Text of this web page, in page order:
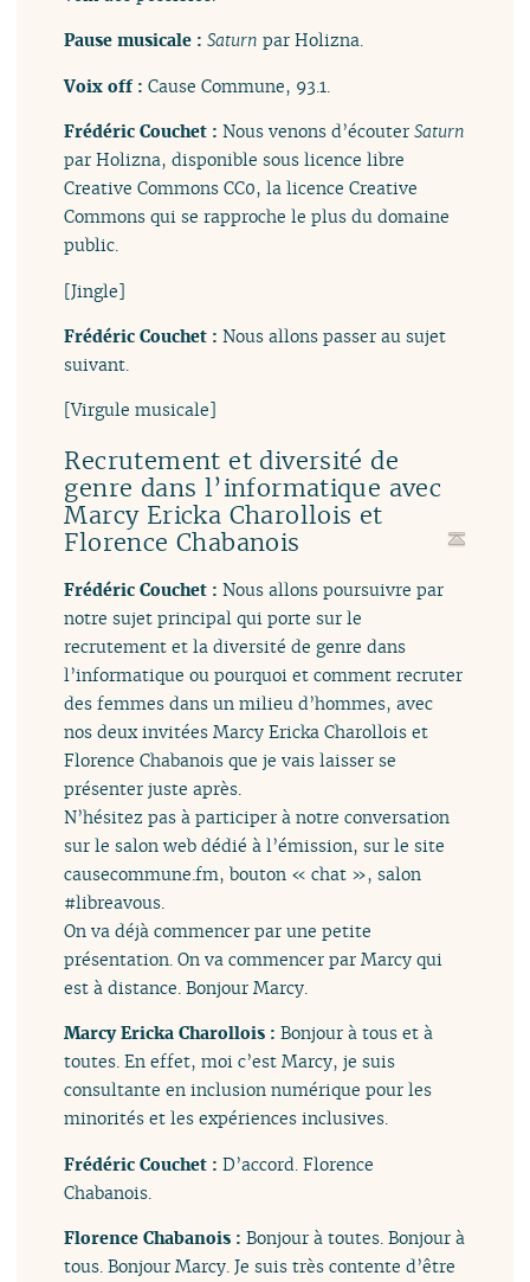
Pause musicale :Saturn par Holizna.
Voix off :Cause Commune, 93.1.
Frédéric Couchet :Nous venons d’écouterSaturn
par Holizna, disponible sous licence libre
Creative Commons CC0, la licence Creative
Commons qui se rapproche le plus du domaine
public.
[Jingle]
Frédéric Couchet :Nous allons passer au sujet
suivant.
[Virgule musicale]
Recrutement et diversité de
genre dans l’informatique avec
Marcy Ericka Charollois et
Florence Chabanois
Frédéric Couchet :Nous allons poursuivre par
notre sujet principal qui porte sur le
recrutement et la diversité de genre dans
l’informatique ou pourquoi et comment recruter
des femmes dans un milieu d’hommes, avec
nos deux invitées Marcy Ericka Charollois et
Florence Chabanois que je vais laisser se
présenter juste après.
N’hésitez pas à participer à notre conversation
sur le salon web dédié à l’émission, sur le site
causecommune.fm, bouton « chat », salon
#libreavous.
On va déjà commencer par une petite
présentation. On va commencer par Marcy qui
est à distance. Bonjour Marcy.
Marcy Ericka Charollois :Bonjour à tous et à
toutes. En effet, moi c’est Marcy, je suis
consultante en inclusion numérique pour les
minorités et les expériences inclusives.
Frédéric Couchet :D’accord. Florence
Chabanois.
Florence Chabanois :Bonjour à toutes. Bonjour à
tous. Bonjour Marcy. Je suis très contente d’être